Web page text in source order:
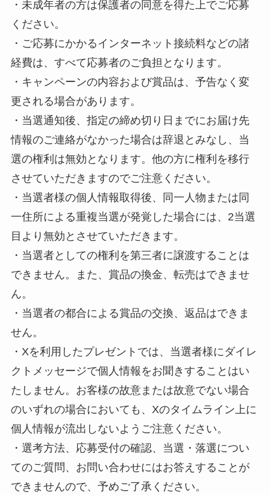
・未成年者の方は保護者の同意を得た上でご応募
ください。
・ご応募にかかるインターネット接続料などの諸
経費は、すべて応募者のご負担となります。
・キャンペーンの内容および賞品は、予告なく変
更される場合があります。
・当選通知後、指定の締め切り日までにお届け先
情報のご連絡がなかった場合は辞退とみなし、当
選の権利は無効となります。他の方に権利を移行
させていただきますのでご注意ください。
・当選者様の個人情報取得後、同一人物または同
一住所による重複当選が発覚した場合には、2当選
目より無効とさせていただきます。
・当選者としての権利を第三者に譲渡することは
できません。また、賞品の換金、転売はできませ
ん。
・当選者の都合による賞品の交換、返品はできま
せん。
・Xを利用したプレゼントでは、当選者様にダイレ
クトメッセージで個人情報をお聞きすることはい
たしません。お客様の故意または故意でない場合
のいずれの場合においても、Xのタイムライン上に
個人情報が流出しないようご注意ください。
・選考方法、応募受付の確認、当選・落選につい
てのご質問、お問い合わせにはお答えすることが
できませんので、予めご了承ください。